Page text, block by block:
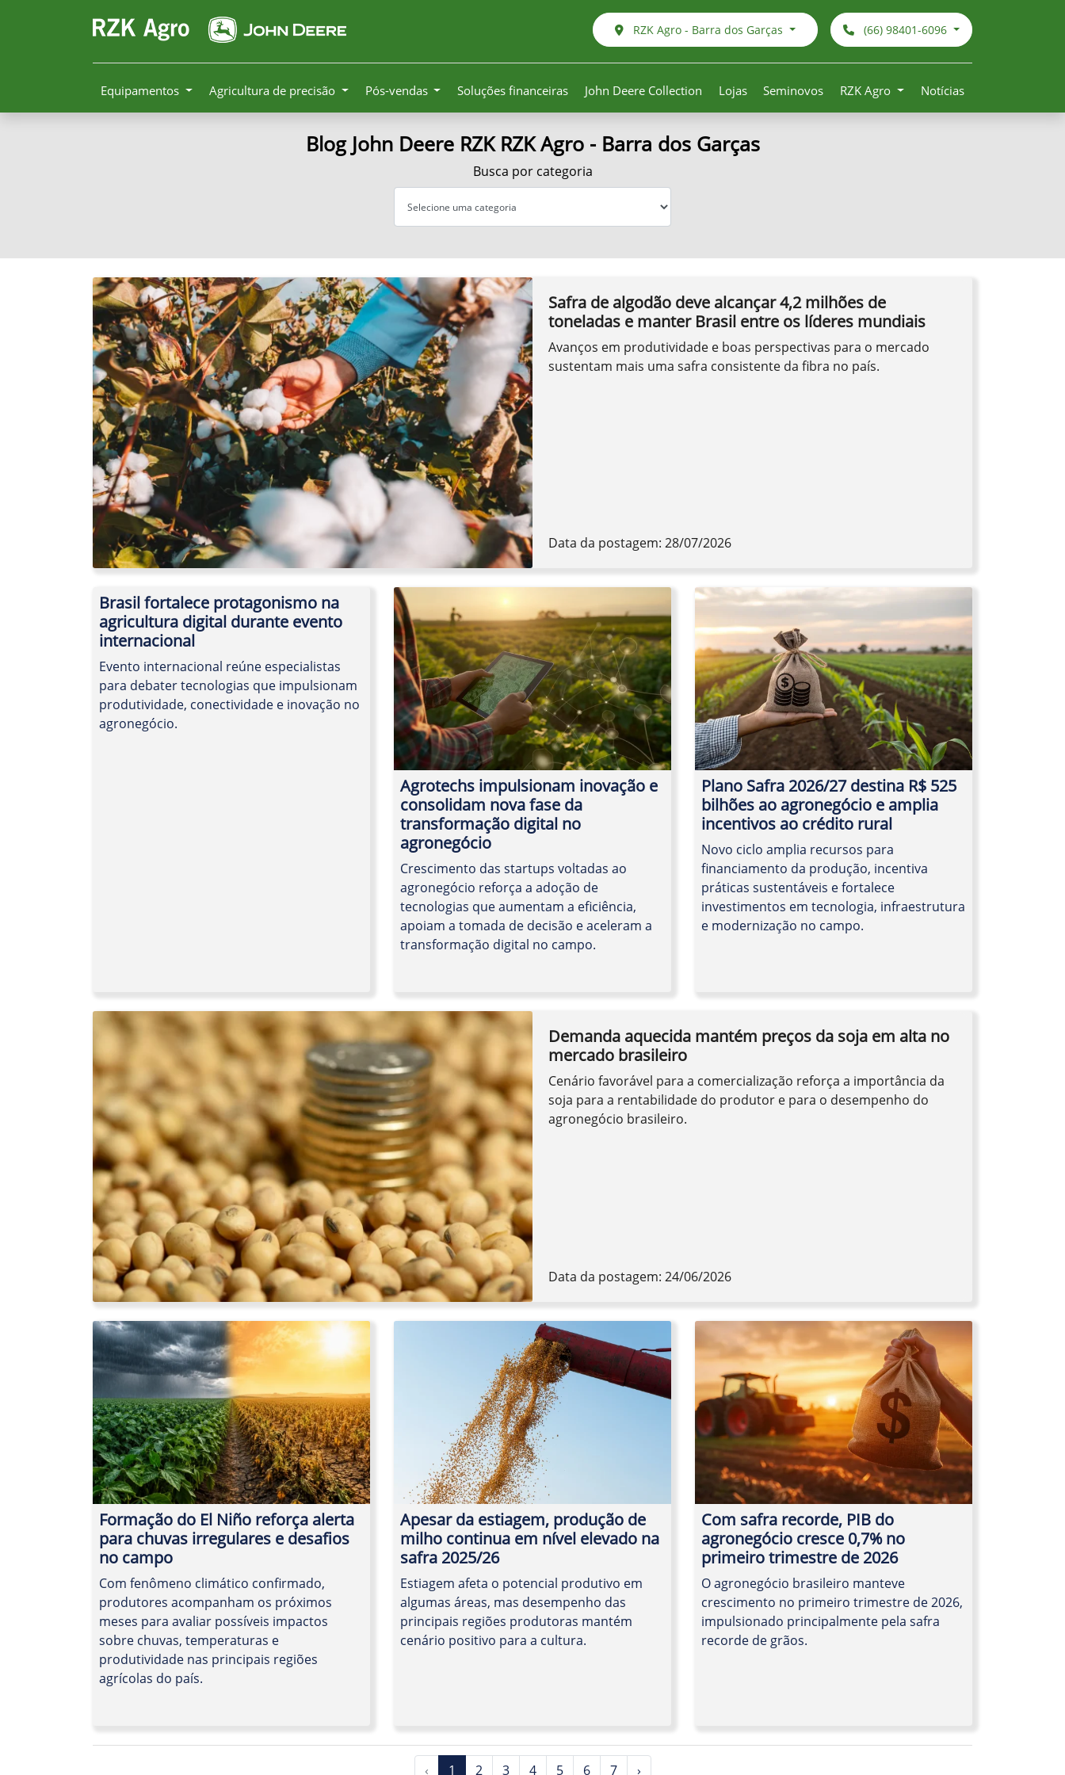
(66) 98401-6096
RZK Agro - Barra dos Garças
Equipamentos Agricultura de precisão Pós-vendas Soluções financeiras John Deere Collection Lojas Seminovos RZK Agro Notícias
Blog John Deere RZK RZK Agro - Barra dos Garças
Busca por categoria
Safra de algodão deve alcançar 4,2 milhões de
toneladas e manter Brasil entre os líderes mundiais
Avanços em produtividade e boas perspectivas para o mercado
sustentam mais uma safra consistente da fibra no país.
Data da postagem: 28/07/2026
Brasil fortalece protagonismo na
agricultura digital durante evento
internacional
Evento internacional reúne especialistas
para debater tecnologias que impulsionam
produtividade, conectividade e inovação no
agronegócio.
Agrotechs impulsionam inovação e
consolidam nova fase da
transformação digital no
agronegócio
Crescimento das startups voltadas ao
agronegócio reforça a adoção de
tecnologias que aumentam a eficiência,
apoiam a tomada de decisão e aceleram a
transformação digital no campo.
Plano Safra 2026/27 destina R$ 525
bilhões ao agronegócio e amplia
incentivos ao crédito rural
Novo ciclo amplia recursos para
financiamento da produção, incentiva
práticas sustentáveis e fortalece
investimentos em tecnologia, infraestrutura
e modernização no campo.
Demanda aquecida mantém preços da soja em alta no
mercado brasileiro
Cenário favorável para a comercialização reforça a importância da
soja para a rentabilidade do produtor e para o desempenho do
agronegócio brasileiro.
Data da postagem: 24/06/2026
Formação do El Niño reforça alerta
para chuvas irregulares e desafios
no campo
Com fenômeno climático confirmado,
produtores acompanham os próximos
meses para avaliar possíveis impactos
sobre chuvas, temperaturas e
produtividade nas principais regiões
agrícolas do país.
Apesar da estiagem, produção de
milho continua em nível elevado na
safra 2025/26
Estiagem afeta o potencial produtivo em
algumas áreas, mas desempenho das
principais regiões produtoras mantém
cenário positivo para a cultura.
Com safra recorde, PIB do
agronegócio cresce 0,7% no
primeiro trimestre de 2026
O agronegócio brasileiro manteve
crescimento no primeiro trimestre de 2026,
impulsionado principalmente pela safra
recorde de grãos.
‹ 1 2 3 4 5 6 7 ›